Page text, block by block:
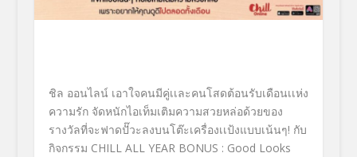
ชิล ออนไลน์ เอาใจคนมีคู่เเละคนโสดต้อนรับเดือนเเห่ง
ความรัก จัดหนักไอเท็มเติมความสวยหล่อด้วยของ
รางวัลที่จะฟาดปั๊วะลงบนโต๊ะเครื่องเเป้งแบบเน้นๆ! กับ
กิจกรรม CHILL ALL YEAR BONUS : Good Looks